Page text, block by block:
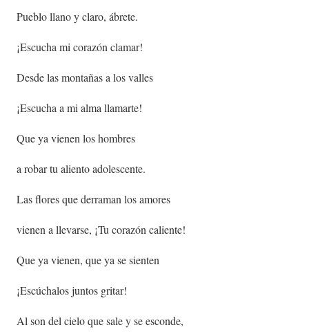
Pueblo llano y claro, ábrete.
¡Escucha mi corazón clamar!
Desde las montañas a los valles
¡Escucha a mi alma llamarte!
Que ya vienen los hombres
a robar tu aliento adolescente.
Las flores que derraman los amores
vienen a llevarse, ¡Tu corazón caliente!
Que ya vienen, que ya se sienten
¡Escúchalos juntos gritar!
Al son del cielo que sale y se esconde,